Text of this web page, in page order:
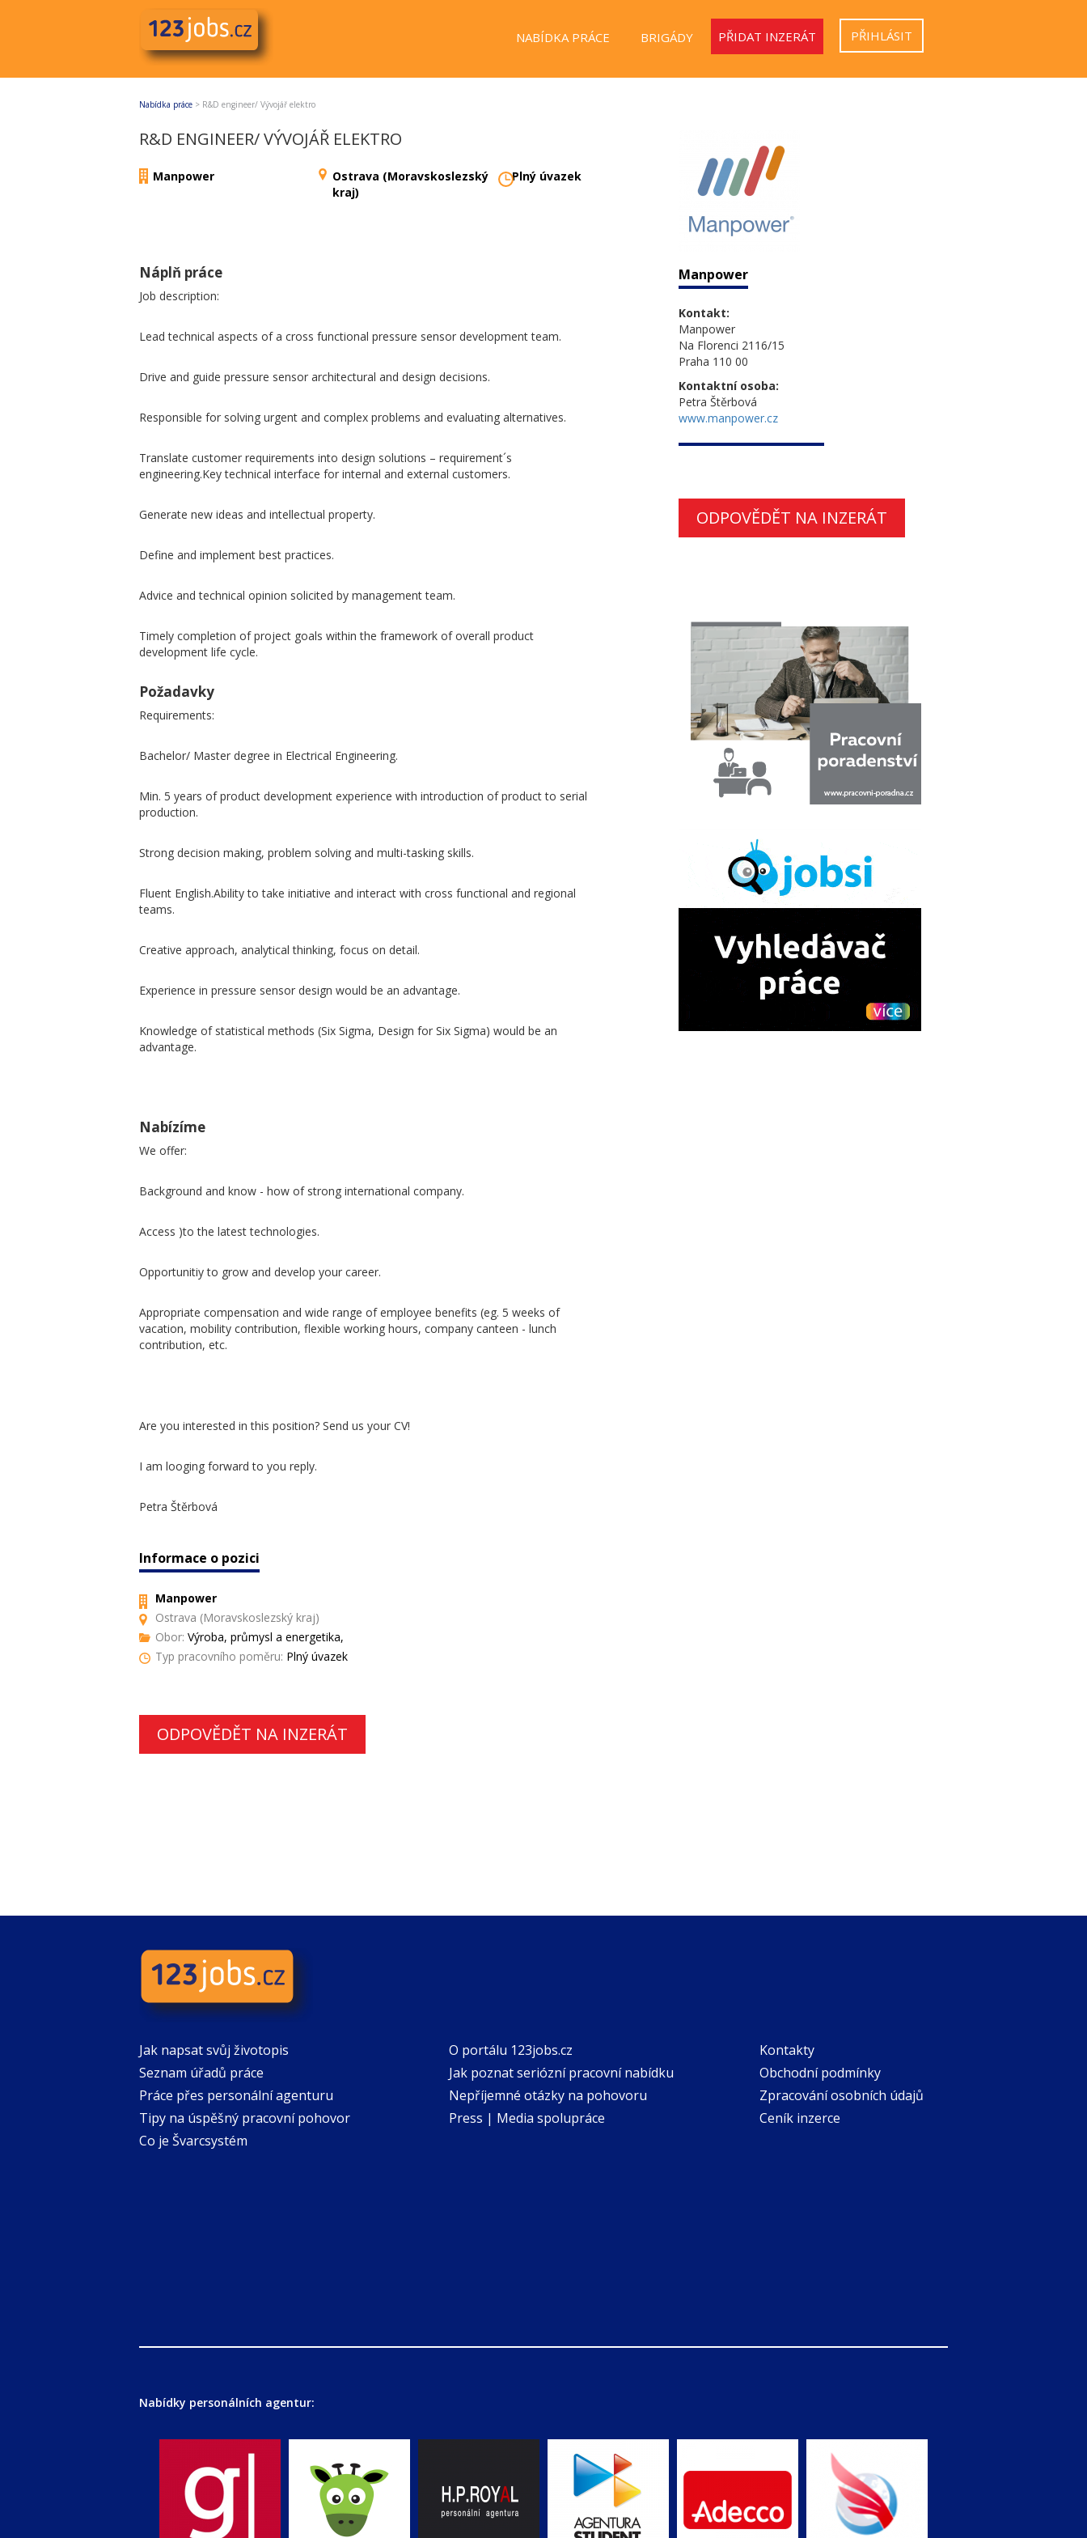
NABÍDKA PRÁCE BRIGÁDY PŘIDAT INZERÁT PŘIHLÁSIT
Nabídka práce > R&D engineer/ Vývojář elektro
R&D ENGINEER/ VÝVOJÁŘ ELEKTRO
Manpower
Ostrava (Moravskoslezský
kraj)
Plný úvazek
Náplň práce
Job description:
Lead technical aspects of a cross functional pressure sensor development team.
Drive and guide pressure sensor architectural and design decisions.
Responsible for solving urgent and complex problems and evaluating alternatives.
Translate customer requirements into design solutions – requirement´s
engineering.Key technical interface for internal and external customers.
Generate new ideas and intellectual property.
Define and implement best practices.
Advice and technical opinion solicited by management team.
Timely completion of project goals within the framework of overall product
development life cycle.
Požadavky
Requirements:
Bachelor/ Master degree in Electrical Engineering.
Min. 5 years of product development experience with introduction of product to serial
production.
Strong decision making, problem solving and multi-tasking skills.
Fluent English.Ability to take initiative and interact with cross functional and regional
teams.
Creative approach, analytical thinking, focus on detail.
Experience in pressure sensor design would be an advantage.
Knowledge of statistical methods (Six Sigma, Design for Six Sigma) would be an
advantage.
Nabízíme
We offer:
Background and know - how of strong international company.
Access )to the latest technologies.
Opportunitiy to grow and develop your career.
Appropriate compensation and wide range of employee benefits (eg. 5 weeks of
vacation, mobility contribution, flexible working hours, company canteen - lunch
contribution, etc.
Are you interested in this position? Send us your CV!
I am looging forward to you reply.
Petra Štěrbová
Informace o pozici
Manpower
Ostrava (Moravskoslezský kraj)
Obor: Výroba, průmysl a energetika,
Typ pracovního poměru: Plný úvazek
ODPOVĚDĚT NA INZERÁT
Manpower
Kontakt:
Manpower
Na Florenci 2116/15
Praha 110 00
Kontaktní osoba:
Petra Štěrbová
www.manpower.cz
ODPOVĚDĚT NA INZERÁT
Jak napsat svůj životopis
Seznam úřadů práce
Práce přes personální agenturu
Tipy na úspěšný pracovní pohovor
Co je Švarcsystém
O portálu 123jobs.cz
Jak poznat seriózní pracovní nabídku
Nepříjemné otázky na pohovoru
Press | Media spolupráce
Kontakty
Obchodní podmínky
Zpracování osobních údajů
Ceník inzerce
Nabídky personálních agentur: